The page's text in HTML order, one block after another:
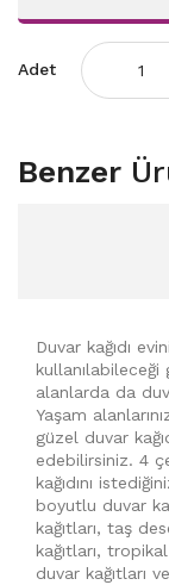
Adet
Benzer
Duvar kağıdı
alanlarda da
Yaşam
güzel duvar
edebilirsiniz. 4
kağıdını
boyutlu duvar
kağıtları, taş
kağıtları,
duvar kağıtları